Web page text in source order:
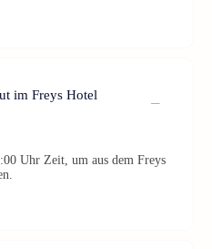
im Freys Hotel
Uhr Zeit, um aus dem Freys